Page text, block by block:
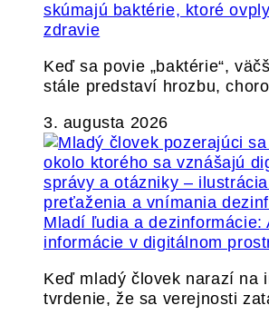
skúmajú baktérie, ktoré
zdravie
Keď sa povie „baktérie“,
stále predstaví hrozbu,
3. augusta 2026
Mladí ľudia a dezinformácie:
informácie v digitálnom
Keď mladý človek narazí na
tvrdenie, že sa verejnosti